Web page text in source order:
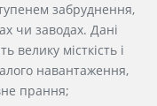
забруднення,
чи заводах. Дані
місткість і
навантаження,
прання;